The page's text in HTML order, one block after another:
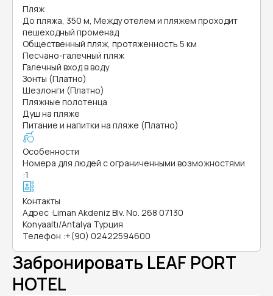
Пляж
До пляжа, 350 м, Между отелем и пляжем проходит
пешеходный променад
Общественный пляж, протяженность 5 км
Песчано-галечный пляж
Галечный вход в воду
Зонты (Платно)
Шезлонги (Платно)
Пляжные полотенца
Душ на пляже
Питание и напитки на пляже (Платно)
Особенности
Номера для людей с ограниченными возможностями
:1
Контакты
Адрес :Liman Akdeniz Blv. No. 268 07130
Konyaaltı/Antalya Турция
Телефон :+(90) 02422594600
Забронировать LEAF PORT
HOTEL